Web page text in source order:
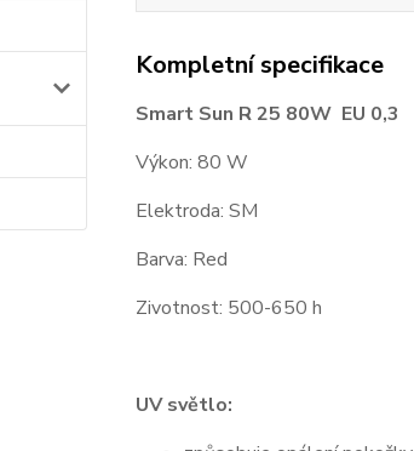
Kompletní specifikace
Smart Sun R 25 80W EU 0,3
Výkon: 80 W
Elektroda: SM
Barva: Red
Zivotnost: 500-650 h
UV světlo: